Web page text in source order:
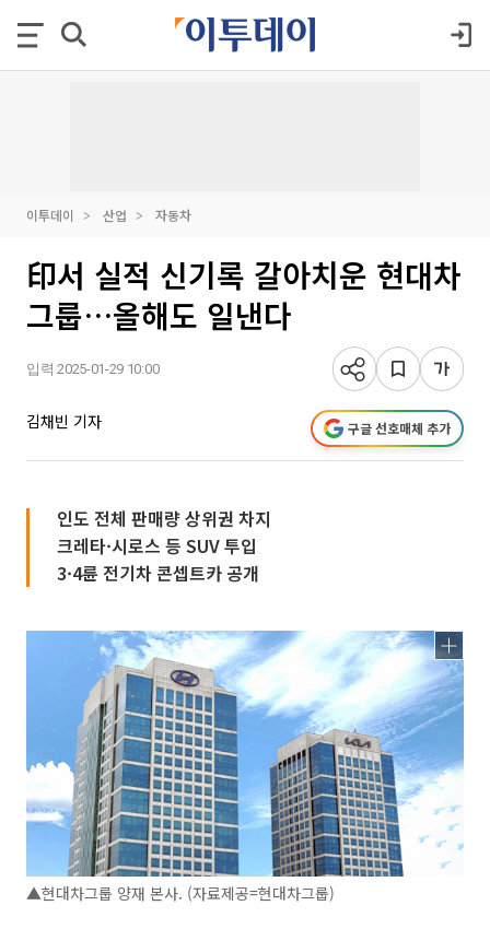
이투데이 산업 자동차
印서 실적 신기록 갈아치운 현대차
그룹…올해도 일낸다
입력 2025-01-29 10:00
김채빈 기자 구글 선호매체 추가
인도 전체 판매량 상위권 차지
크레타·시로스 등 SUV 투입
3·4륜 전기차 콘셉트카 공개
▲현대차그룹 양재 본사. (자료제공=현대차그룹)